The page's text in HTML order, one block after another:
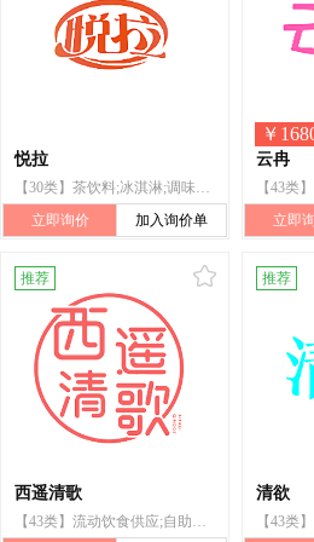
悦拉
【30类】茶饮料;冰淇淋;调味品;茶;蜂蜜;谷类制品;以谷物为主的零食小吃;糕点;糖;咖啡
立即询价
加入询价单
￥
云冉
立即
推荐
西遥清歌
【43类】流动饮食供应;自助餐厅;出租椅子、桌子、桌布和玻璃器皿;养老院;餐厅;咖啡馆;茶馆;住所代理（旅馆、供膳寄宿处）;饭店;酒吧服务
推荐
清欲